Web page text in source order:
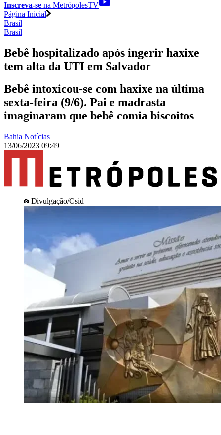
Inscreva-se na MetrópolesTV
Página Inicial
Brasil
Brasil
Bebê hospitalizado após ingerir haxixe
tem alta da UTI em Salvador
Bebê intoxicou-se com haxixe na última
sexta-feira (9/6). Pai e madrasta
imaginaram que bebê comia biscoitos
Bahia Notícias
13/06/2023 09:49
Divulgação/Osid